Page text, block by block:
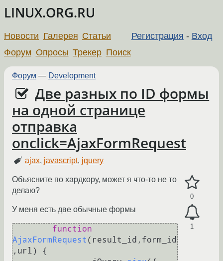
LINUX.ORG.RU
Регистрация - Вход
Новости Галерея Статьи
Форум Опросы Трекер Поиск
Форум — Development
Две разных по ID формы
на одной странице
отправка
onclick=AjaxFormRequest
ajax, javascript, jquery
0
1
Объясните по хардкору, может я что-то не то
делаю?
У меня есть две обычные формы
function
AjaxFormRequest ( result_id,form_id
,url) {